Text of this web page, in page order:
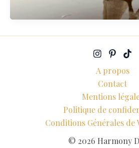
pour
A propos
Contact
Mentions
Politique de
Conditions Générales de
© 2026 Harmony